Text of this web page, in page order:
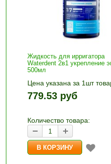
Жидкость для ирригатора
Waterdent 2в1 укрепление
500мл
Цена указана за 1шт
1шт прибавляется
и «-». Выберите нужное
корзину»
779.53 руб
Количество товара: